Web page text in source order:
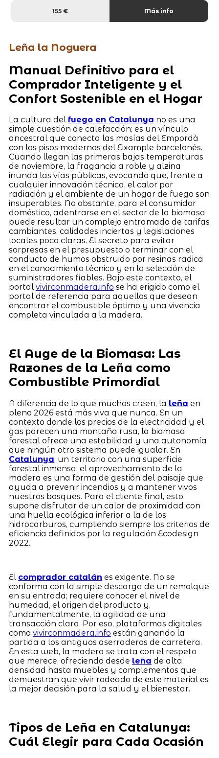
155 € Más info
Leña la Noguera
Manual Definitivo para el
Comprador Inteligente y el
Confort Sostenible en el Hogar
La cultura del fuego en Catalunya no es una
simple cuestión de calefacción; es un vínculo
ancestral que conecta las masías del Empordà
con los pisos modernos del Eixample barcelonés.
Cuando llegan las primeras bajas temperaturas
de noviembre, la fragancia a roble y alzina
inunda las vías públicas, evocando que, frente a
cualquier innovación técnica, el calor por
radiación y el ambiente de un hogar de fuego son
insuperables. No obstante, para el consumidor
doméstico, adentrarse en el sector de la biomasa
puede resultar un complejo entramado de tarifas
cambiantes, calidades inciertas y legislaciones
locales poco claras. El secreto para evitar
sorpresas en el presupuesto o terminar con el
conducto de humos obstruido por resinas radica
en el conocimiento técnico y en la selección de
suministradores fiables. Bajo este contexto, el
portalvivirconmadera.info se ha erigido como el
portal de referencia para aquellos que desean
encontrar el combustible óptimo y una vivencia
completa vinculada a la madera.
El Auge de la Biomasa: Las
Razones de la Leña como
Combustible Primordial
A diferencia de lo que muchos creen, la leña en
pleno 2026 está más viva que nunca. En un
contexto donde los precios de la electricidad y el
gas parecen una montaña rusa, la biomasa
forestal ofrece una estabilidad y una autonomía
que ningún otro sistema puede igualar. En
Catalunya, un territorio con una superficie
forestal inmensa, el aprovechamiento de la
madera es una forma de gestión del paisaje que
ayuda a prevenir incendios y a mantener vivos
nuestros bosques. Para el cliente final, esto
supone disfrutar de un calor de proximidad con
una huella ecológica inferior a la de los
hidrocarburos, cumpliendo siempre los criterios de
eficiencia definidos por la regulación Ecodesign
2022.
El comprador catalán es exigente. No se
conforma con la simple descarga de un remolque
en su entrada; requiere conocer el nivel de
humedad, el origen del producto y,
fundamentalmente, la agilidad de una
transacción clara. Por eso, plataformas digitales
como vivirconmadera.info están ganando la
partida a los antiguos aserraderos de carretera.
En esta web, la madera se trata con el respeto
que merece, ofreciendo desde leña de alta
densidad hasta muebles y complementos que
demuestran que vivir rodeado de este material es
la mejor decisión para la salud y el bienestar.
Tipos de Leña en Catalunya:
Cuál Elegir para Cada Ocasión